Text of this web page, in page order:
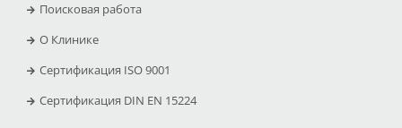
Поисковая работа
O Клинике
Сертификация ISO 9001
Сертификация DIN EN 15224